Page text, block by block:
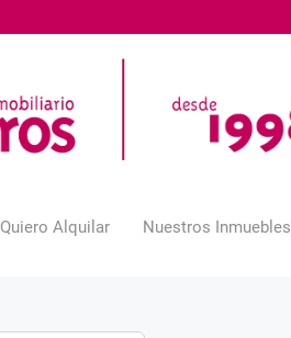
Quiero Alquilar Nuestros Inmuebles